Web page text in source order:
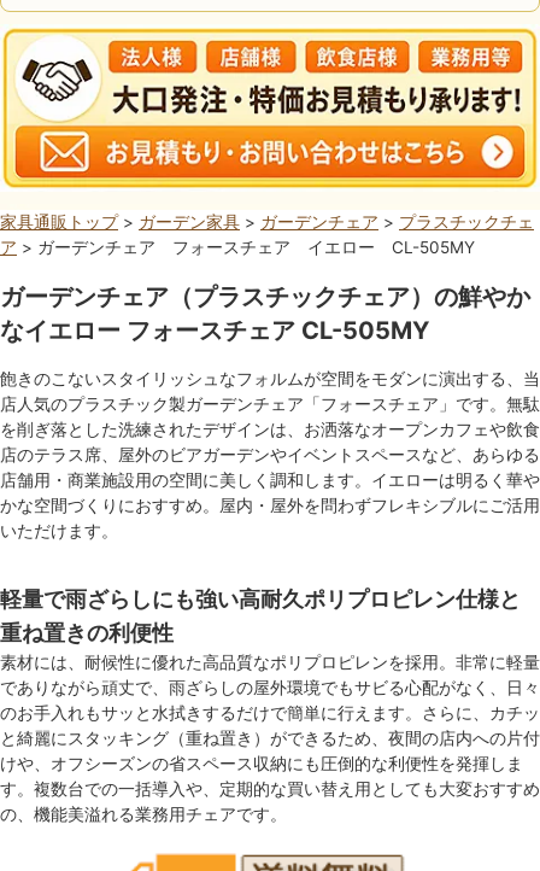
家具通販トップ> ガーデン家具 > ガーデンチェア > プラスチックチェ
ア > ガーデンチェア フォースチェア イエロー CL-505MY
ガーデンチェア（プラスチックチェア）の鮮やか
なイエロー フォースチェア CL-505MY
飽きのこないスタイリッシュなフォルムが空間をモダンに演出する、当
店人気のプラスチック製ガーデンチェア「フォースチェア」です。無駄
を削ぎ落とした洗練されたデザインは、お洒落なオープンカフェや飲食
店のテラス席、屋外のビアガーデンやイベントスペースなど、あらゆる
店舗用・商業施設用の空間に美しく調和します。イエローは明るく華や
かな空間づくりにおすすめ。屋内・屋外を問わずフレキシブルにご活用
いただけます。
軽量で雨ざらしにも強い高耐久ポリプロピレン仕様と
重ね置きの利便性
素材には、耐候性に優れた高品質なポリプロピレンを採用。非常に軽量
でありながら頑丈で、雨ざらしの屋外環境でもサビる心配がなく、日々
のお手入れもサッと水拭きするだけで簡単に行えます。さらに、カチッ
と綺麗にスタッキング（重ね置き）ができるため、夜間の店内への片付
けや、オフシーズンの省スペース収納にも圧倒的な利便性を発揮しま
す。複数台での一括導入や、定期的な買い替え用としても大変おすすめ
の、機能美溢れる業務用チェアです。